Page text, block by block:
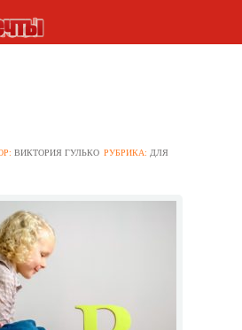
ВИКТОРИЯ ГУЛЬКО РУБРИКА:ДЛЯ